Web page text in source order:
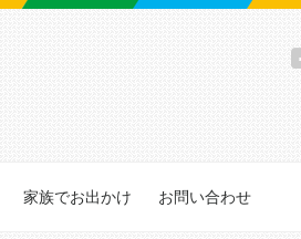
家族でお出かけ お問い合わせ